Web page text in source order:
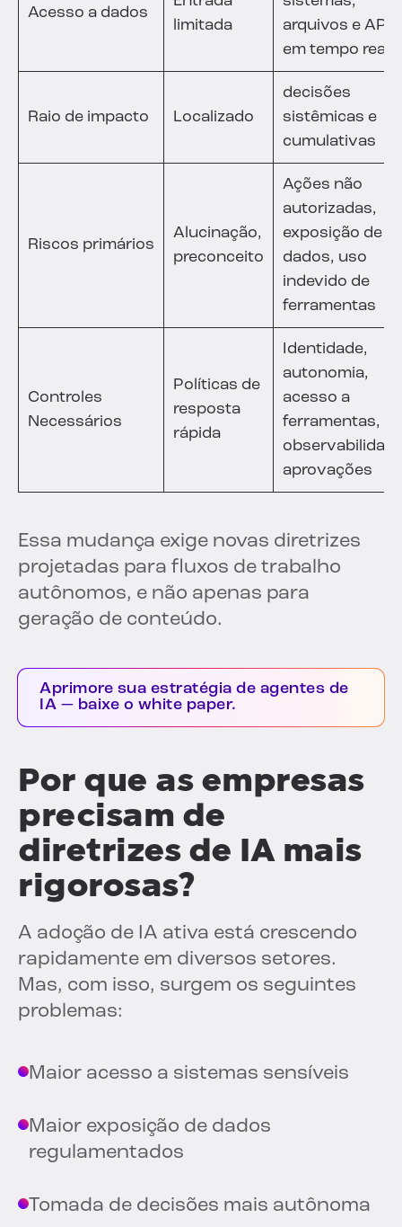
Acesso a dados
limitada
arquivos e APIs
em tempo real.
Raio de impacto Localizado
decisões
sistêmicas e
cumulativas
Riscos primários
Alucinação,
preconceito
Ações não
autorizadas,
exposição de
dados, uso
indevido de
ferramentas
Controles
Necessários
Políticas de
resposta
rápida
Identidade,
autonomia,
acesso a
ferramentas,
aprovações
Essa mudança exige novas diretrizes
projetadas para fluxos de trabalho
autônomos, e não apenas para
geração de conteúdo.
Aprimore sua estratégia de agentes de
IA — baixe o white paper.
Por que as empresas
precisam de
diretrizes de IA mais
rigorosas?
A adoção de IA ativa está crescendo
rapidamente em diversos setores.
Mas, com isso, surgem os seguintes
problemas:
Maior acesso a sistemas sensíveis
Maior exposição de dados
regulamentados
Tomada de decisões mais autônoma